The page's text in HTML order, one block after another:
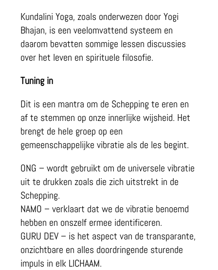
Kundalini Yoga, zoals onderwezen door Yogi
Bhajan, is een veelomvattend systeem en
daarom bevatten sommige lessen discussies
over het leven en spirituele filosofie.
Tuning in
Dit is een mantra om de Schepping te eren en
af te stemmen op onze innerlijke wijsheid. Het
brengt de hele groep op een
gemeenschappelijke vibratie als de les begint.
ONG – wordt gebruikt om de universele vibratie
uit te drukken zoals die zich uitstrekt in de
Schepping.
NAMO – verklaart dat we de vibratie benoemd
hebben en onszelf ermee identificeren.
GURU DEV – is het aspect van de transparante,
onzichtbare en alles doordringende sturende
impuls in elk LICHAAM.